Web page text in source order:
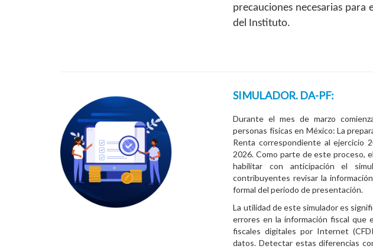
precauciones necesarias para
del Instituto.
SIMULADOR. DA-PF:
Durante el mes de marzo
personas físicas en México: La
Renta correspondiente al ejercicio
2026. Como parte de este proceso,
habilitar con anticipación el
contribuyentes revisar la
formal del periodo de presentación.
La utilidad de este simulador es
errores en la información fiscal que
fiscales digitales por Internet
datos. Detectar estas diferencias